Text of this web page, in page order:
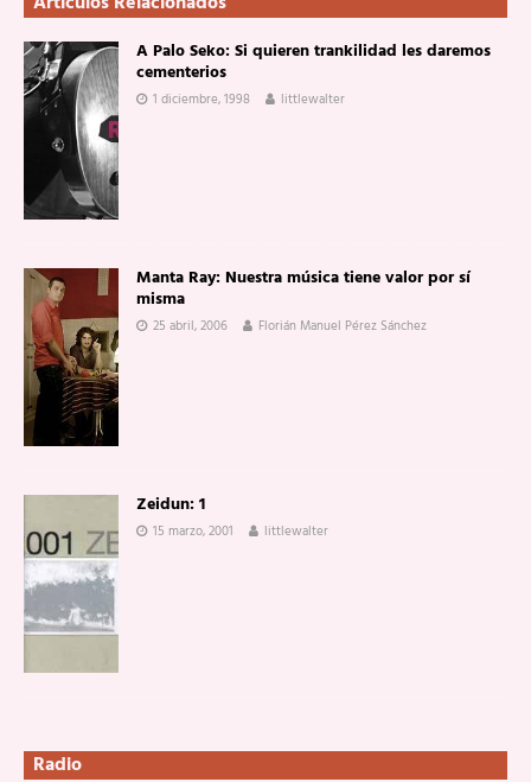
A Palo Seko: Si quieren trankilidad les daremos
cementerios
1 diciembre, 1998 littlewalter
Manta Ray: Nuestra música tiene valor por sí
misma
25 abril, 2006 Florián Manuel Pérez Sánchez
Zeidun: 1
15 marzo, 2001 littlewalter
Radio